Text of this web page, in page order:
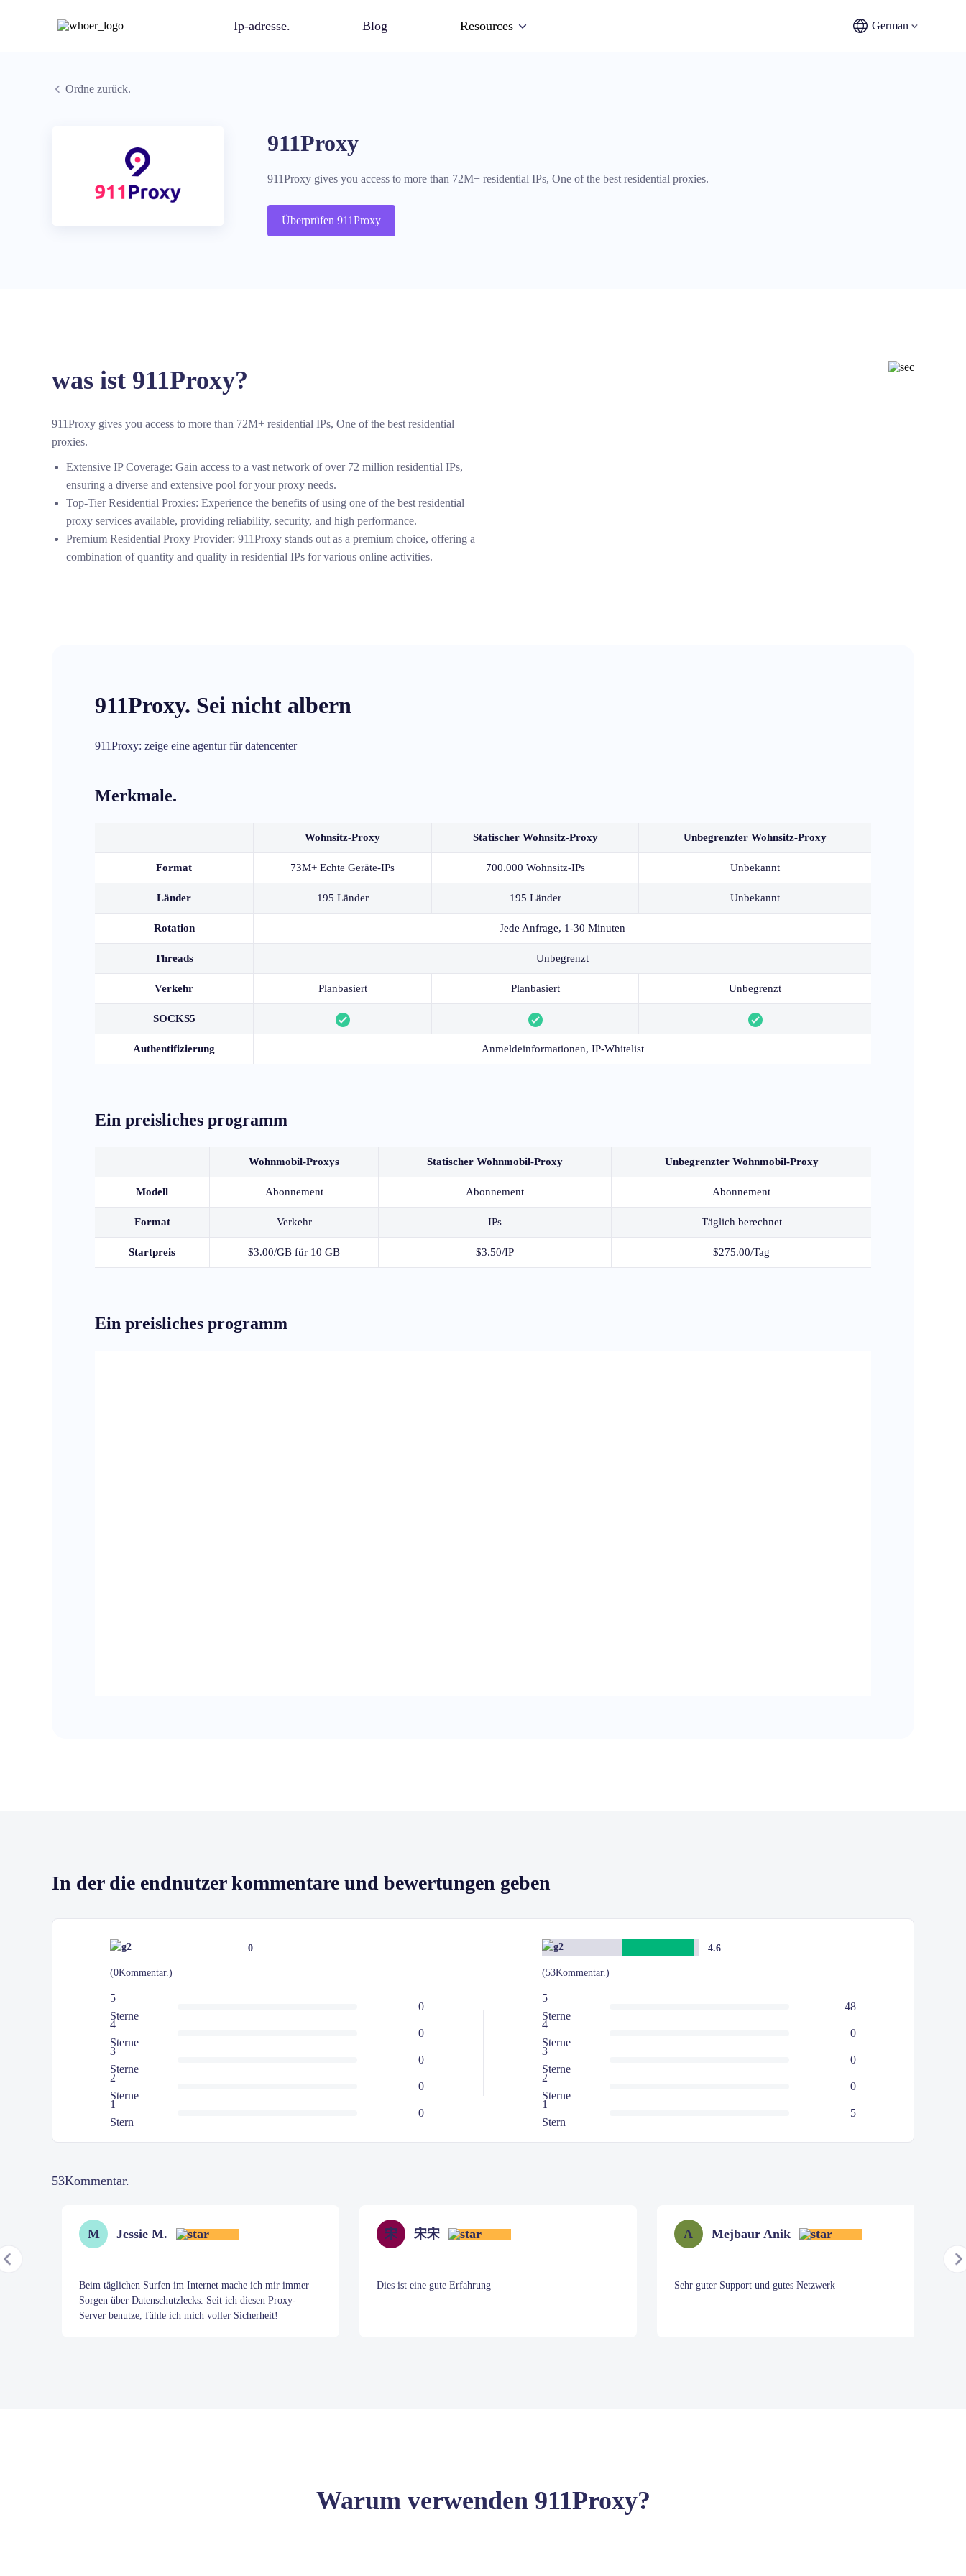
Ip-adresse. Blog Resources German
Ordne zurück.
911Proxy
911Proxy gives you access to more than 72M+ residential IPs, One of the best residential proxies.
Überprüfen 911Proxy
was ist 911Proxy?
911Proxy gives you access to more than 72M+ residential IPs, One of the best residential
proxies.
Extensive IP Coverage: Gain access to a vast network of over 72 million residential IPs,
ensuring a diverse and extensive pool for your proxy needs.
Top-Tier Residential Proxies: Experience the benefits of using one of the best residential
proxy services available, providing reliability, security, and high performance.
Premium Residential Proxy Provider: 911Proxy stands out as a premium choice, offering a
combination of quantity and quality in residential IPs for various online activities.
911Proxy. Sei nicht albern
911Proxy: zeige eine agentur für datencenter
Merkmale.
Wohnsitz-Proxy Statischer Wohnsitz-Proxy Unbegrenzter Wohnsitz-Proxy
Format 73M+ Echte Geräte-IPs 700.000 Wohnsitz-IPs Unbekannt
Länder 195 Länder 195 Länder Unbekannt
Rotation Jede Anfrage, 1-30 Minuten
Threads Unbegrenzt
Verkehr Planbasiert Planbasiert Unbegrenzt
SOCKS5
Authentifizierung Anmeldeinformationen, IP-Whitelist
Ein preisliches programm
Wohnmobil-Proxys Statischer Wohnmobil-Proxy Unbegrenzter Wohnmobil-Proxy
Modell Abonnement Abonnement Abonnement
Format Verkehr IPs Täglich berechnet
Startpreis $3.00/GB für 10 GB $3.50/IP $275.00/Tag
Ein preisliches programm
In der die endnutzer kommentare und bewertungen geben
0
(0Kommentar.)
5
Sterne
0
4
Sterne
0
3
Sterne
0
2
Sterne
0
1
Stern
0
4.6
(53Kommentar.)
5
Sterne
48
4
Sterne
0
3
Sterne
0
2
Sterne
0
1
Stern
5
53Kommentar.
M Jessie M.
Beim täglichen Surfen im Internet mache ich mir immer
Sorgen über Datenschutzlecks. Seit ich diesen Proxy-
Server benutze, fühle ich mich voller Sicherheit!
宋 宋宋
Dies ist eine gute Erfahrung
A Mejbaur Anik
Sehr guter Support und gutes Netzwerk
Warum verwenden 911Proxy?